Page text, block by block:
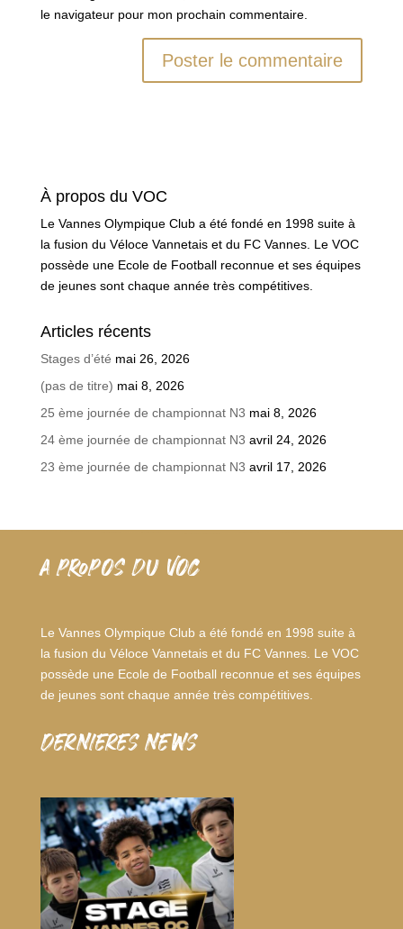
le navigateur pour mon prochain commentaire.
À propos du VOC
Le Vannes Olympique Club a été fondé en 1998 suite à
la fusion du Véloce Vannetais et du FC Vannes. Le VOC
possède une Ecole de Football reconnue et ses équipes
de jeunes sont chaque année très compétitives.
Articles récents
Stages d’été mai 26, 2026
(pas de titre) mai 8, 2026
25 ème journée de championnat N3 mai 8, 2026
24 ème journée de championnat N3 avril 24, 2026
23 ème journée de championnat N3 avril 17, 2026
A PROPOS DU VOC
Le Vannes Olympique Club a été fondé en 1998 suite à
la fusion du Véloce Vannetais et du FC Vannes. Le VOC
possède une Ecole de Football reconnue et ses équipes
de jeunes sont chaque année très compétitives.
dernieres news